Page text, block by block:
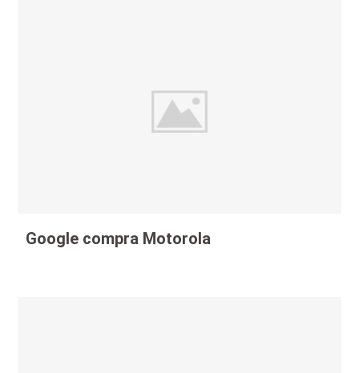
Google compra Motorola